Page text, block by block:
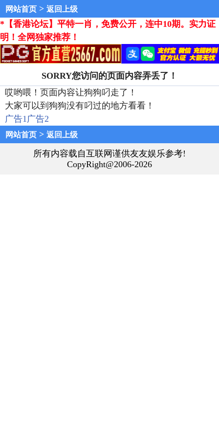
网站首页 > 返回上级
*【香港论坛】平特一肖，免费公开，连中10期。实力证
明！全网独家推荐！
SORRY您访问的页面内容弄丢了！
哎哟喂！页面内容让狗狗叼走了！
大家可以到狗狗没有叼过的地方看看！
广告1广告2
网站首页 > 返回上级
所有内容载自互联网谨供友友娱乐参考!
CopyRight@2006-2026